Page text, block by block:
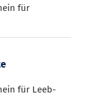
für
für Leeb-